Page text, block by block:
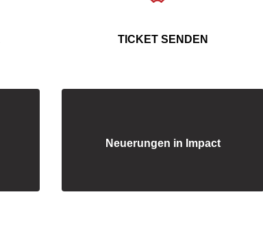
TICKET SENDEN
Neuerungen in Impact